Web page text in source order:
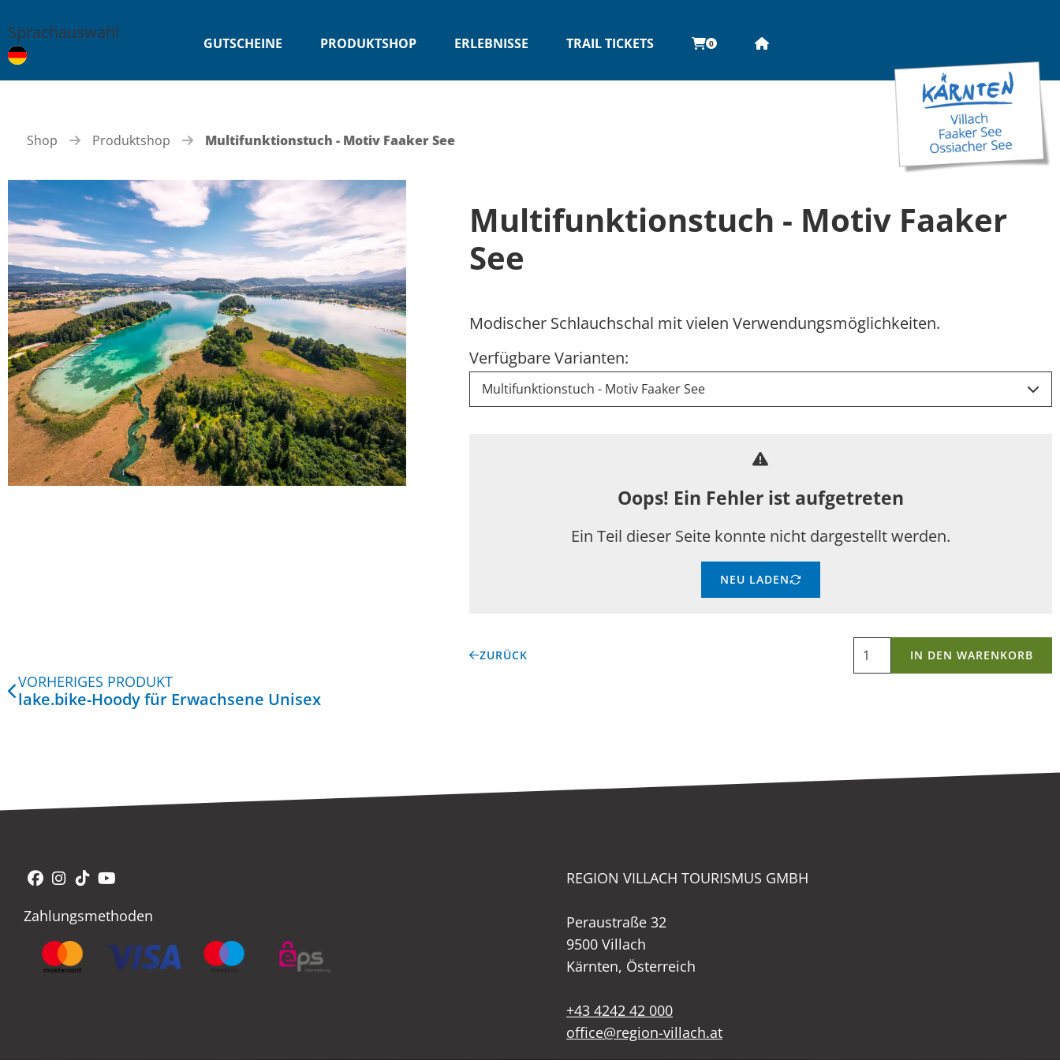
Sprachauswahl
GUTSCHEINE PRODUKTSHOP ERLEBNISSE TRAIL TICKETS 0
Shop Produktshop Multifunktionstuch - Motiv Faaker See
Multifunktionstuch - Motiv Faaker
See
Modischer Schlauchschal mit vielen Verwendungsmöglichkeiten.
Verfügbare Varianten:
Multifunktionstuch - Motiv Faaker See
Oops! Ein Fehler ist aufgetreten
Ein Teil dieser Seite konnte nicht dargestellt werden.
NEU LADEN
IN DEN WARENKORB
ZURÜCK
VORHERIGES PRODUKT
lake.bike-Hoody für Erwachsene Unisex
Facebook
Instagram
TiktokYouTube
Zahlungsmethoden
REGION VILLACH TOURISMUS GMBH
Peraustraße 32
9500 Villach
Kärnten, Österreich
+43 4242 42 000
office@region-villach.at